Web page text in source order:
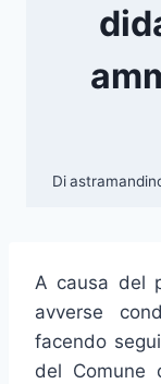
Di
A causa del
avverse
facendo
del Comune